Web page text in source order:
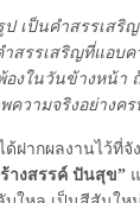
เป็นคำสรรเส
ำสรรเสริญที่แอบ
งในวันข้างหน้า
ความจริงอย่างค
ฝากผลงานไว้ที่
างสรรค์ ปันสุข”